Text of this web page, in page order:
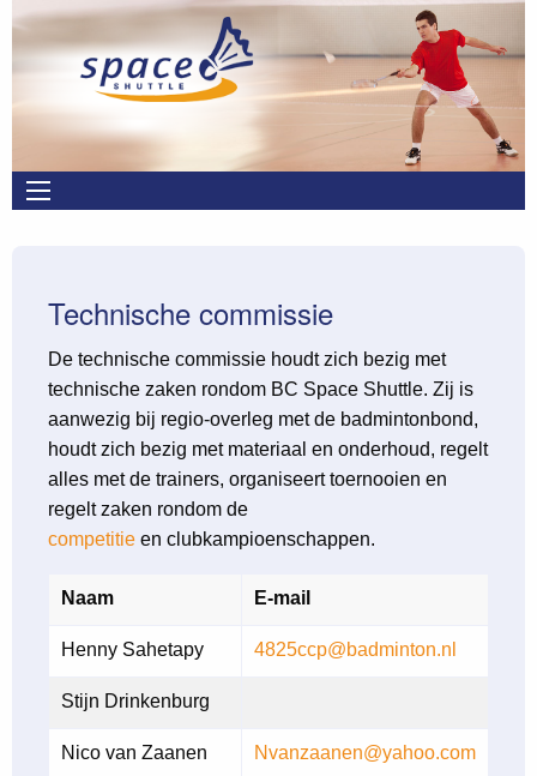
Overslaan en naar de inhoud gaan
Main
navigation
Technische commissie
De technische commissie houdt zich bezig met
technische zaken rondom BC Space Shuttle. Zij is
aanwezig bij regio-overleg met de badmintonbond,
houdt zich bezig met materiaal en onderhoud, regelt
alles met de trainers, organiseert toernooien en
regelt zaken rondom de
competitie en clubkampioenschappen.
Naam E-mail
Henny Sahetapy 4825ccp@badminton.nl
Stijn Drinkenburg
Nico van Zaanen Nvanzaanen@yahoo.com